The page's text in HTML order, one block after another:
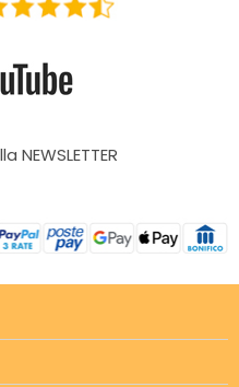
NEWSLETTER